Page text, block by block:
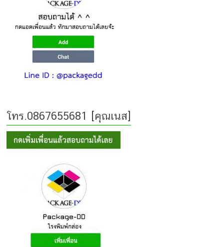
โทร.0867655681 [คุณเนส]